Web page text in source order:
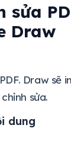
sửa
Draw
Draw sẽ
sửa.
dung